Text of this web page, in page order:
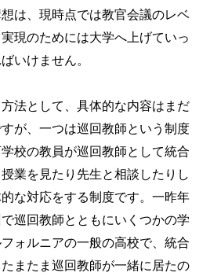
は、現時点では教官会議のレベ
現のためには大学へ上げていっ
いけません。
法として、具体的な内容はまだ
が、一つは巡回教師という制度
校の教員が巡回教師として統合
業を見たり先生と相談したりし
な対応をする制度です。一昨年
巡回教師とともにいくつかの学
ォルニアの一般の高校で、統合
またま巡回教師が一緒に居たの